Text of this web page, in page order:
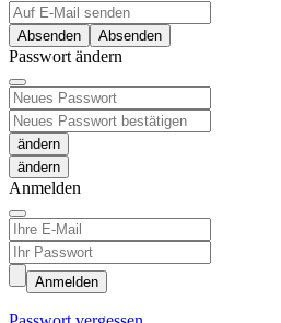
Absenden
Passwort ändern
ändern
Anmelden
Anmelden